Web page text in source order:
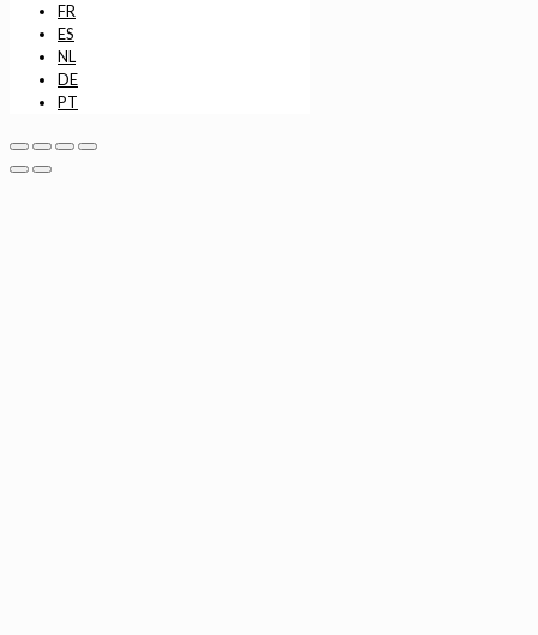
FR
ES
NL
DE
PT